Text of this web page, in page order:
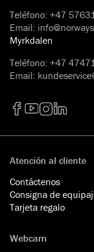
Teléfono: +47
Email:
Myrkdalen
Teléfono: +47
Email:
Atención al cliente
Contáctenos
Consigna de
Tarjeta regalo
Webcam